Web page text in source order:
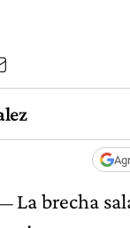
La brecha